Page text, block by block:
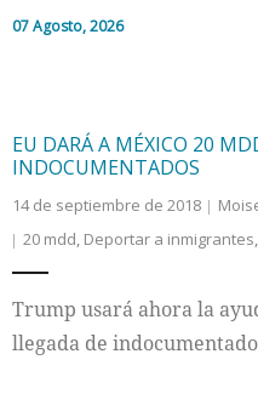
07 Agosto, 2026
Editorial
Colaboradores
Internacional
EU DARÁ A MÉXICO 20
INDOCUMENTADOS
14 de septiembre de 2018
20 mdd, Deportar a inmigrantes,
Trump usará ahora la
llegada de